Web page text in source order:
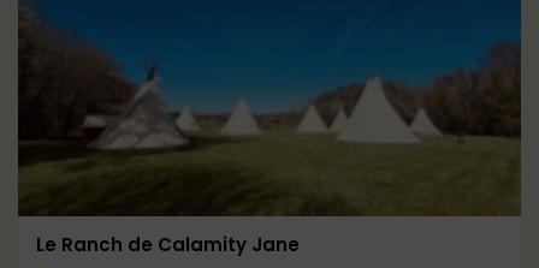
Le Ranch de Calamity Jane